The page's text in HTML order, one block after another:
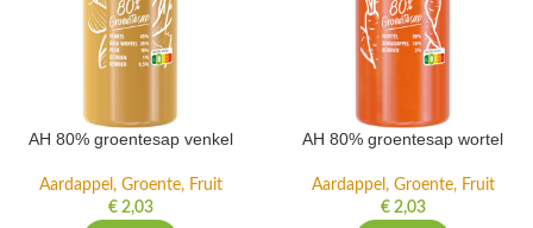
AH 80% groentesap venkel
Aardappel, Groente, Fruit
€2,03
AH 80% groentesap wortel
Aardappel, Groente, Fruit
€2,03